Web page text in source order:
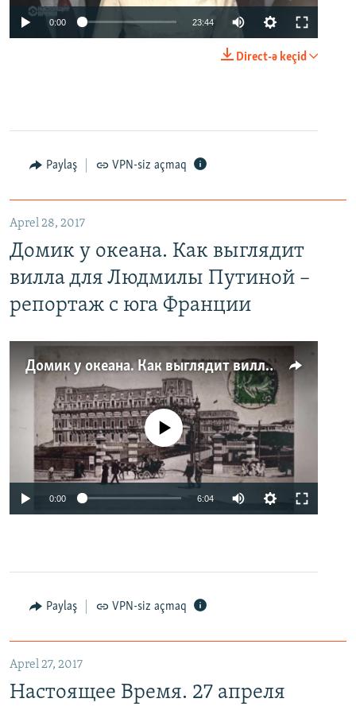
0:00 23:44
Direct-ə keçid
Paylaş VPN-siz açmaq
Aprel 28, 2017
Домик у океана. Как выглядит
вилла для Людмилы Путиной –
репортаж с юга Франции
Домик у океана. Как выглядит вилла для Людмилы Путиной – репортаж с юга Франции
No media source currently available
0:00 6:04
Paylaş VPN-siz açmaq
Aprel 27, 2017
Настоящее Время. 27 апреля